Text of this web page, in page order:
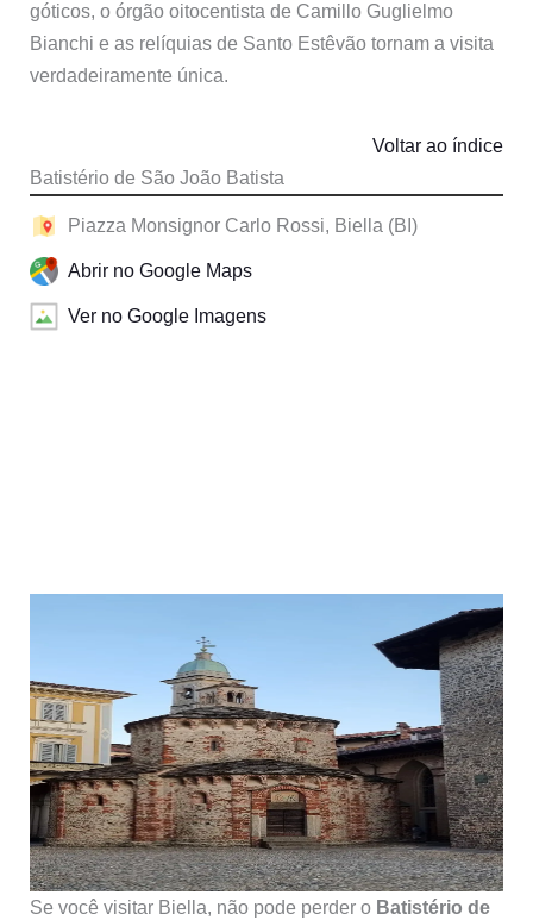
góticos, o órgão oitocentista de Camillo Guglielmo
Bianchi e as relíquias de Santo Estêvão tornam a visita
verdadeiramente única.
Batistério de São João Batista
Voltar ao índice
Piazza Monsignor Carlo Rossi, Biella (BI)
Abrir no Google Maps
Ver no Google Imagens
Se você visitar Biella, não pode perder o Batistério de